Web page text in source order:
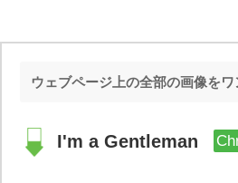
ウェブページ上の全部の画像を
I'm a Gentleman